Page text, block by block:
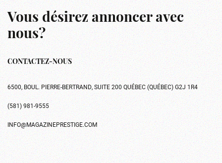
Vous désirez annoncer avec
nous?
CONTACTEZ-NOUS
6500, BOUL. PIERRE-BERTRAND, SUITE 200 QUÉBEC (QUÉBEC) G2J 1R4
(581) 981-9555
INFO@MAGAZINEPRESTIGE.COM